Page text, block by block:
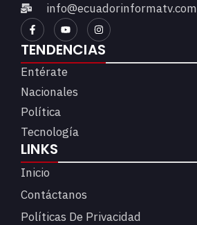
info@ecuadorinformatv.com
TENDENCIAS
Entérate
Nacionales
Política
Tecnología
LINKS
Inicio
Contáctanos
Políticas De Privacidad